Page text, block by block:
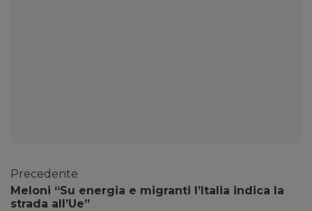
Precedente
Meloni “Su energia e migranti l’Italia indica la
strada all’Ue”